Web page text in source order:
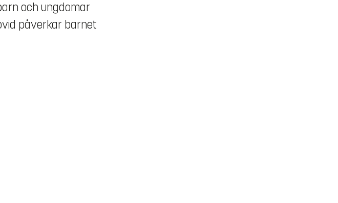
och ungdomar
påverkar barnet